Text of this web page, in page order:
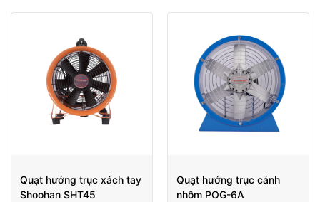
Quạt hướng trục xách tay
Shoohan SHT45
Quạt hướng trục cánh
nhôm POG-6A